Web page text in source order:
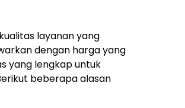
layanan yang
dengan harga yang
yang lengkap untuk
beberapa alasan